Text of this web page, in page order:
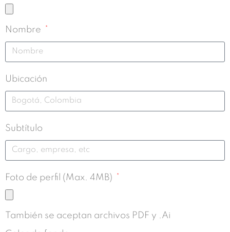
Nombre
Ubicación
Subtítulo
Foto de perfil (Max. 4MB)
También se aceptan archivos PDF y .Ai